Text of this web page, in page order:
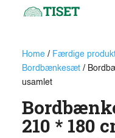
Home/ Færdige
Bordbænkesæt/
usamlet
210 * 180